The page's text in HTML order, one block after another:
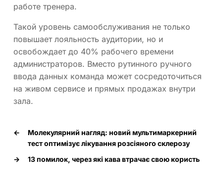
работе тренера.
Такой уровень самообслуживания не только
повышает лояльность аудитории, но и
освобождает до 40% рабочего времени
администраторов. Вместо рутинного ручного
ввода данных команда может сосредоточиться
на живом сервисе и прямых продажах внутри
зала.
←
Молекулярний нагляд: новий мультимаркерний
тест оптимізує лікування розсіяного склерозу
→
13 помилок, через які кава втрачає свою користь